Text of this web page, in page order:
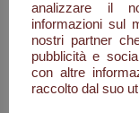
perfettamente
Un
analizzare il
informazioni sul
nostri partner
pubblicità e
con altre
raccolto dal suo